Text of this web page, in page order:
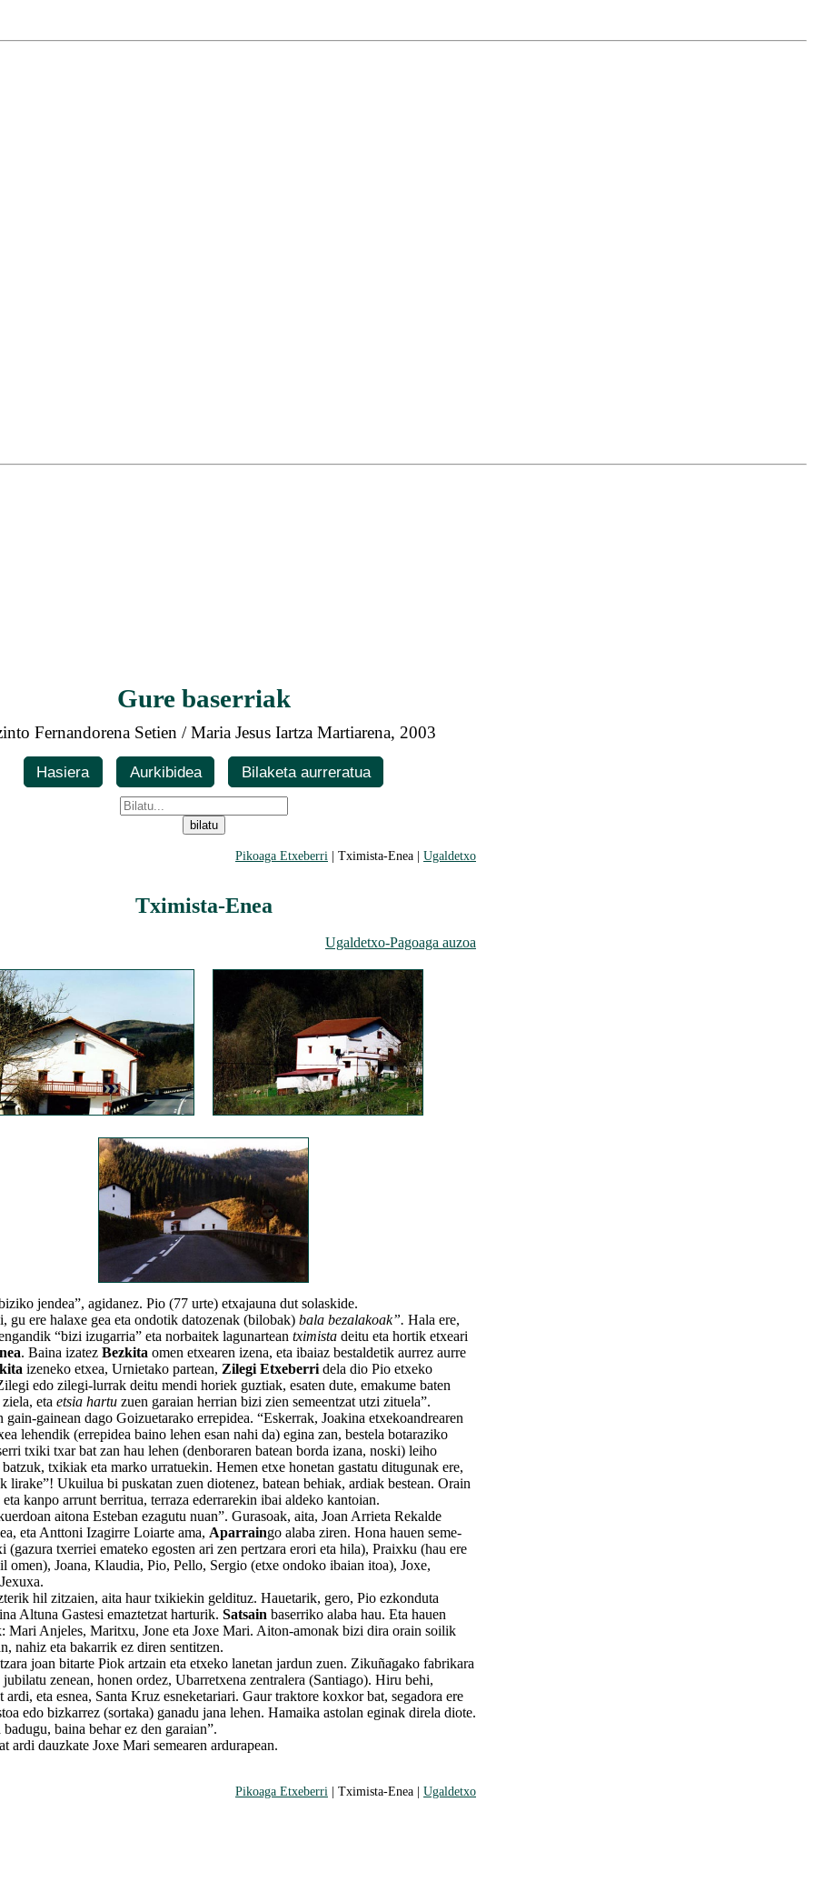
Gure baserriak
Fernandorena Setien / Maria Jesus Iartza Martiarena, 2003
Hasiera Aurkibidea Bilaketa aurreratua
Pikoaga Etxeberri | Tximista-Enea | Ugaldetxo
Tximista-Enea
Ugaldetxo-Pagoaga auzoa
jendea”, agidanez. Pio (77 urte) etxajauna dut solaskide.
ere halaxe gea eta ondotik datozenak (bilobak) bala bezalakoak”. Hala ere,
“bizi izugarria” eta norbaitek lagunartean tximista deitu eta hortik etxeari
. Baina izatez Bezkita omen etxearen izena, eta ibaiaz bestaldetik aurrez aurre
izeneko etxea, Urnietako partean, Zilegi Etxeberri dela dio Pio etxeko
edo zilegi-lurrak deitu mendi horiek guztiak, esaten dute, emakume baten
eta etsia hartu zuen garaian herrian bizi zien semeentzat utzi zituela”.
gainean dago Goizuetarako errepidea. “Eskerrak, Joakina etxekoandrearen
lehendik (errepidea baino lehen esan nahi da) egina zan, bestela botaraziko
txiki txar bat zan hau lehen (denboraren batean borda izana, noski) leiho
txikiak eta marko urratuekin. Hemen etxe honetan gastatu ditugunak ere,
lirake”! Ukuilua bi puskatan zuen diotenez, batean behiak, ardiak bestean. Orain
eta kanpo arrunt berritua, terraza ederrarekin ibai aldeko kantoian.
aitona Esteban ezagutu nuan”. Gurasoak, aita, Joan Arrieta Rekalde
eta Anttoni Izagirre Loiarte ama, Aparraingo alaba ziren. Hona hauen seme-
(gazura txerriei emateko egosten ari zen pertzara erori eta hila), Praixku (hau ere
omen), Joana, Klaudia, Pio, Pello, Sergio (etxe ondoko ibaian itoa), Joxe,
hil zitzaien, aita haur txikiekin geldituz. Hauetarik, gero, Pio ezkonduta
Altuna Gastesi emaztetzat harturik. Satsain baserriko alaba hau. Eta hauen
Mari Anjeles, Maritxu, Jone eta Joxe Mari. Aiton-amonak bizi dira orain soilik
nahiz eta bakarrik ez diren sentitzen.
joan bitarte Piok artzain eta etxeko lanetan jardun zuen. Zikuñagako fabrikara
jubilatu zenean, honen ordez, Ubarretxena zentralera (Santiago). Hiru behi,
ardi, eta esnea, Santa Kruz esneketariari. Gaur traktore koxkor bat, segadora ere
edo bizkarrez (sortaka) ganadu jana lehen. Hamaika astolan eginak direla diote.
baina behar ez den garaian”.
dauzkate Joxe Mari semearen ardurapean.
Pikoaga Etxeberri | Tximista-Enea | Ugaldetxo